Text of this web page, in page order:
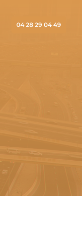
04 28 29 04 49